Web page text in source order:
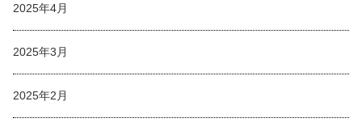
2025年4月
2025年3月
2025年2月